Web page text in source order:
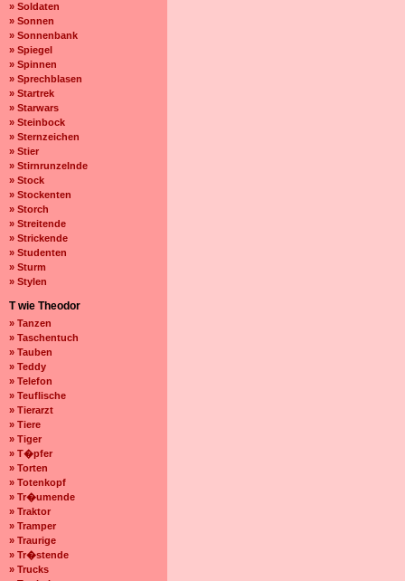
» Soldaten
» Sonnen
» Sonnenbank
» Spiegel
» Spinnen
» Sprechblasen
» Startrek
» Starwars
» Steinbock
» Sternzeichen
» Stier
» Stirnrunzelnde
» Stock
» Stockenten
» Storch
» Streitende
» Strickende
» Studenten
» Sturm
» Stylen
T wie Theodor
» Tanzen
» Taschentuch
» Tauben
» Teddy
» Telefon
» Teuflische
» Tierarzt
» Tiere
» Tiger
» T�pfer
» Torten
» Totenkopf
» Tr�umende
» Traktor
» Tramper
» Traurige
» Tr�stende
» Trucks